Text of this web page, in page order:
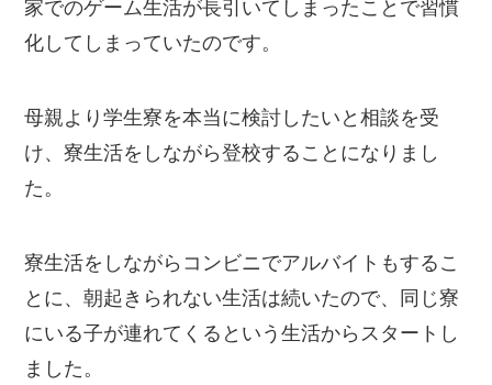
家でのゲーム生活が長引いてしまったことで習慣
化してしまっていたのです。
母親より学生寮を本当に検討したいと相談を受
け、寮生活をしながら登校することになりまし
た。
寮生活をしながらコンビニでアルバイトもするこ
とに、朝起きられない生活は続いたので、同じ寮
にいる子が連れてくるという生活からスタートし
ました。